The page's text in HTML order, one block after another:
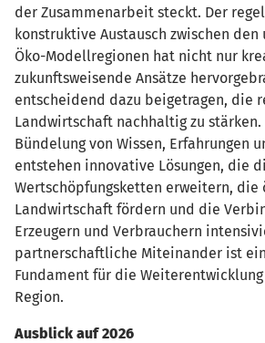
der Zusammenarbeit steckt. Der
konstruktive Austausch zwischen
Öko-Modellregionen hat nicht nur
zukunftsweisende Ansätze
entscheidend dazu beigetragen, die
Landwirtschaft nachhaltig zu stärken.
Bündelung von Wissen, Erfahrungen
entstehen innovative Lösungen, die
Wertschöpfungsketten erweitern, die
Landwirtschaft fördern und die
Erzeugern und Verbrauchern
partnerschaftliche Miteinander ist
Fundament für die
Region.
Ausblick auf 2026